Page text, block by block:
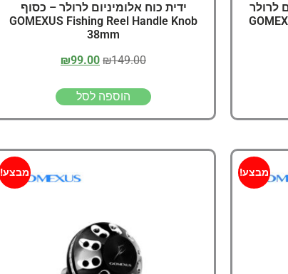
לרולר
ידית כוח אלומיניום לרולר – כסוף
GOMEXUS Fishing Reel Handle Knob
38mm
₪149.00
₪99.00
הוספה לסל
מבצע! מבצע!